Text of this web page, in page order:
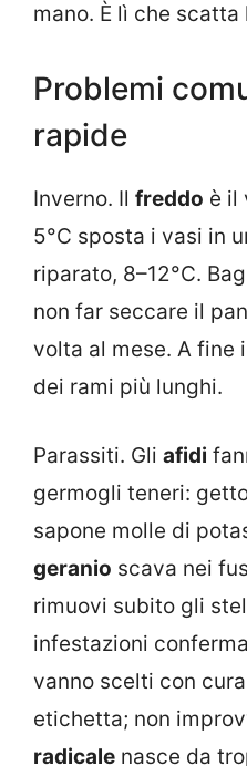
mano. È lì che scatta
Problemi
rapide
Inverno. Il freddo è il
5°C sposta i vasi in
riparato, 8–12°C.
non far seccare il
volta al mese. A fine
dei rami più lunghi.
Parassiti. Gli afidi
germogli teneri:
sapone molle di
geranio scava nei
rimuovi subito gli
infestazioni
vanno scelti con
etichetta; non
radicale nasce da